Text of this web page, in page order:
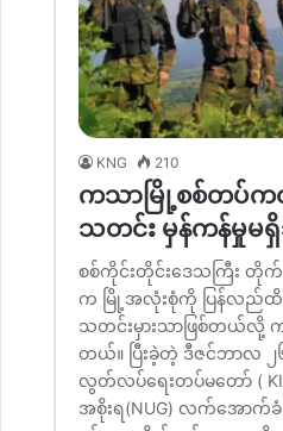
KNG 210
ကသာမြို့စစ်တပ်က
သတင်း မှန်ကန်မှုမရှိ
စစ်ကိုင်းတိုင်းဒေသကြီး တို
က မြို့အလုံးစုံကို ပြန်လည်
သတင်းမှားသာဖြစ်တယ်လို့ က
တယ်။ ပြီးခဲ့တဲ့ ဒီဇင်ဘာလ
လွတ်လပ်ရေးတပ်မတော် (
အစိုးရ(NUG) လက်အော